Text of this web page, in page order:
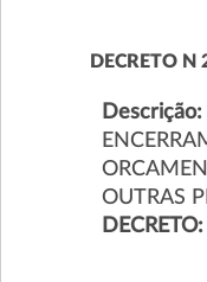
DECRETO
Descrição:
OUTRAS
DECRETO: